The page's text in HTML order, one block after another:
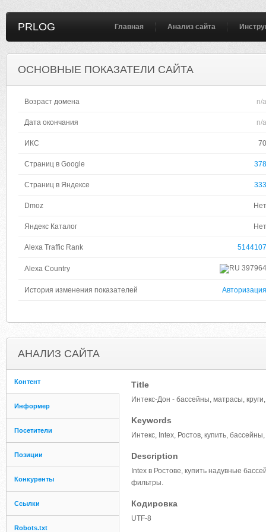
PRLOG Главная Анализ сайта
ОСНОВНЫЕ ПОКАЗАТЕЛИ САЙТА
Возраст домена n/a
Дата окончания n/a
ИКС 70
Страниц в Google 378
Страниц в Яндексе 333
Dmoz Нет
Яндекс Каталог Нет
Alexa Traffic Rank 5144107
Alexa Country 397964
История изменения показателей Авторизация
АНАЛИЗ САЙТА
Контент
Информер
Посетители
Позиции
Конкуренты
Ссылки
Robots.txt
Title
Интекс-Дон - бассейны, матрасы,
Keywords
Интекс, Intex, Ростов, купить,
Description
Intex в Ростове, купить надувные
фильтры.
Кодировка
UTF-8